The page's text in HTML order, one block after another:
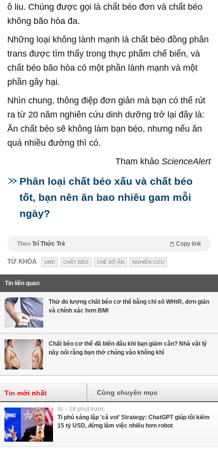
ô liu. Chúng được gọi là chất béo đơn và chất béo
không bão hòa đa.
Những loại không lành mạnh là chất béo đồng phân
trans được tìm thấy trong thực phẩm chế biến, và
chất béo bão hòa có một phần lành mạnh và một
phần gây hại.
Nhìn chung, thông điệp đơn giản mà bạn có thể rút
ra từ 20 năm nghiên cứu dinh dưỡng trở lại đây là:
Ăn chất béo sẽ không làm bạn béo, nhưng nếu ăn
quá nhiều đường thì có.
Tham khảo ScienceAlert
Phân loại chất béo xấu và chất béo
tốt, bạn nên ăn bao nhiêu gam mỗi
ngày?
Theo Trí Thức Trẻ Copy link
TỪ KHÓA UMD CHẤT BÉO CHẾ ĐỘ ĂN NGHIÊN CỨU
Tin liên quan
Thử đo lượng chất béo cơ thể bằng chỉ số WHtR, đơn giản
và chính xác hơn BMI
Chất béo cơ thể đã biến đâu khi bạn giảm cân? Nhà vật lý
này nói rằng bạn thở chúng vào không khí
Tin mới nhất Cùng chuyên mục
AI - 18 phút trước
Tỉ phú sáng lập 'cá voi' Strategy: ChatGPT giúp tôi kiếm
15 tỷ USD, đừng làm việc nhiều hơn robot